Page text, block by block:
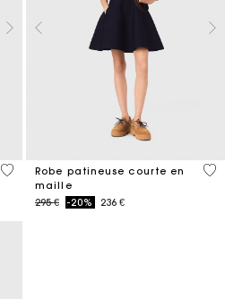
3,9 out of 5 Customer Rating
Robe patineuse courte en
maille
Price reduced from
295 €to-20% 236 €
4,2